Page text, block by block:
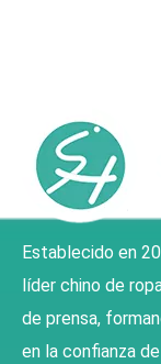
Establecido en
líder chino de
de prensa,
en la confianza